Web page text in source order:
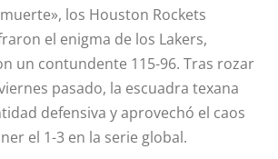
los Houston Rockets
el enigma de los Lakers,
un contundente 115-96. Tras rozar
pasado, la escuadra texana
defensiva y aprovechó el caos
el 1-3 en la serie global.